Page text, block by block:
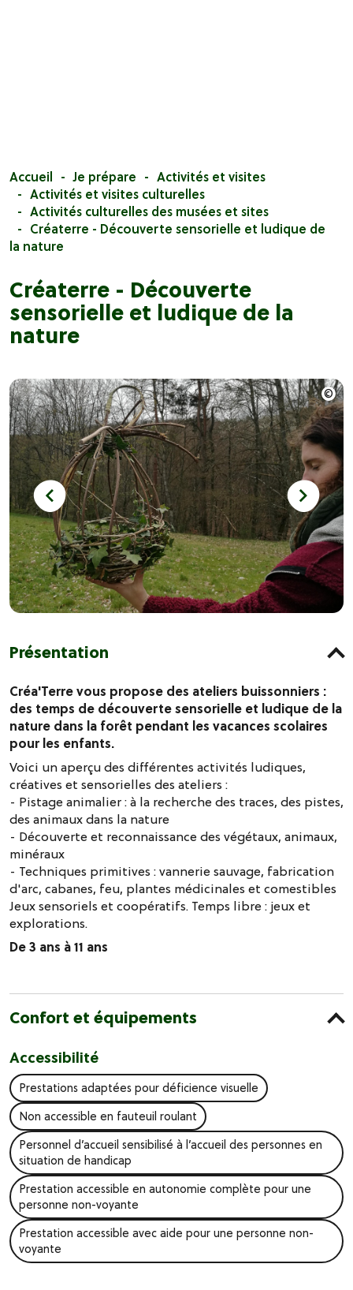
Accueil Je prépare
Activités et visites
Activités et visites culturelles
Activités culturelles des musées et sites
Créaterre - Découverte sensorielle et ludique de
la nature
Créaterre - Découverte
sensorielle et ludique de la
nature
Présentation
Créa'Terre vous propose des ateliers buissonniers :
des temps de découverte sensorielle et ludique de la
nature dans la forêt pendant les vacances scolaires
pour les enfants.
Voici un aperçu des différentes activités ludiques,
créatives et sensorielles des ateliers :
- Pistage animalier : à la recherche des traces, des pistes,
des animaux dans la nature
- Découverte et reconnaissance des végétaux, animaux,
minéraux
- Techniques primitives : vannerie sauvage, fabrication
d'arc, cabanes, feu, plantes médicinales et comestibles
Jeux sensoriels et coopératifs. Temps libre : jeux et
explorations.
De 3 ans à 11 ans
Confort et équipements
Accessibilité
Prestations adaptées pour déficience visuelle
Non accessible en fauteuil roulant
Personnel d’accueil sensibilisé à l’accueil des personnes en
situation de handicap
Prestation accessible en autonomie complète pour une
personne non-voyante
Prestation accessible avec aide pour une personne non-
voyante